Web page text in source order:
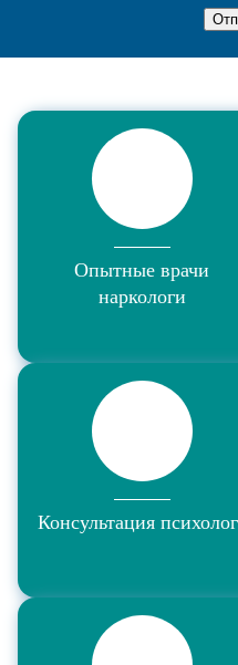
Опытные врачи
наркологи
Консультация